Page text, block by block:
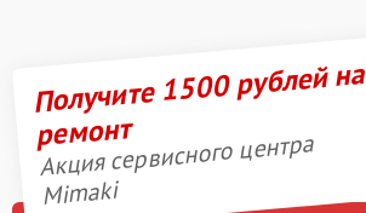
Получите 1500 рублей на
ремонт
Акция сервисного центра
Mimaki